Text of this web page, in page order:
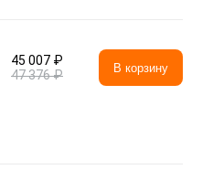
45 007 ₽
47 376 ₽
В корзину